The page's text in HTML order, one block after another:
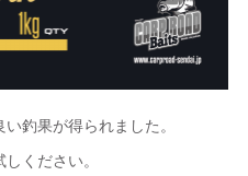
釣果が得られました。
ください。